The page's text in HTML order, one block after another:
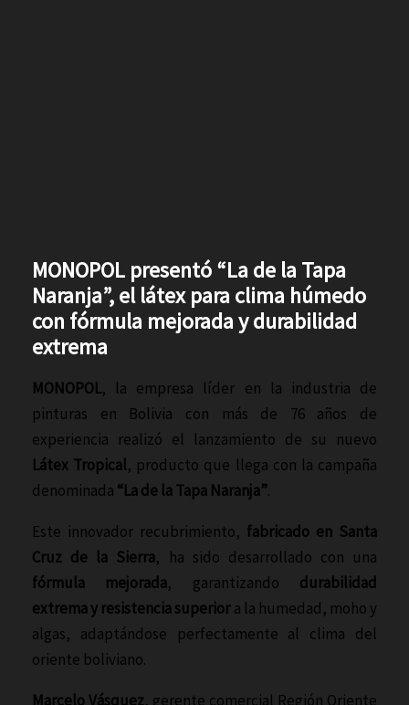
MONOPOL presentó “La de la Tapa
Naranja”, el látex para clima húmedo
con fórmula mejorada y durabilidad
extrema
MONOPOL, la empresa líder en la industria de
pinturas en Bolivia con más de 76 años de
experiencia realizó el lanzamiento de su nuevo
Látex Tropical , producto que llega con la campaña
denominada “La de la Tapa Naranja”.
Este innovador recubrimiento, fabricado en Santa
Cruz de la Sierra, ha sido desarrollado con una
fórmula mejorada, garantizando durabilidad
extrema y resistencia superiora la humedad, moho y
algas, adaptándose perfectamente al clima del
oriente boliviano.
Marcelo Vásquez, gerente comercial Región Oriente